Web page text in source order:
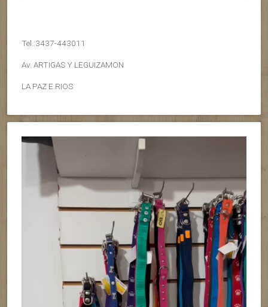
Tel.:3437-443011
Av. ARTIGAS Y LEGUIZAMON
LA PAZ E.RIOS
Reproductor